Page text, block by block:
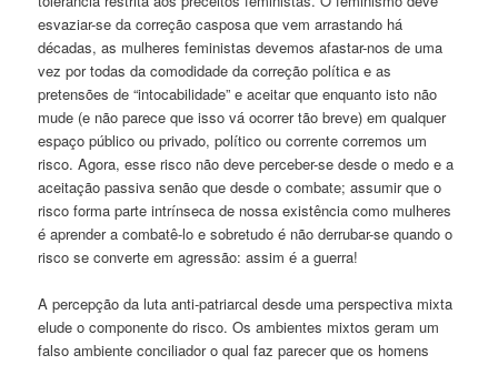
esvaziar-se da correção casposa que vem arrastando há
décadas, as mulheres feministas devemos afastar-nos de uma
vez por todas da comodidade da correção política e as
pretensões de “intocabilidade” e aceitar que enquanto isto não
mude (e não parece que isso vá ocorrer tão breve) em qualquer
espaço público ou privado, político ou corrente corremos um
risco. Agora, esse risco não deve perceber-se desde o medo e a
aceitação passiva senão que desde o combate; assumir que o
risco forma parte intrínseca de nossa existência como mulheres
é aprender a combatê-lo e sobretudo é não derrubar-se quando o
risco se converte em agressão: assim é a guerra!
A percepção da luta anti-patriarcal desde uma perspectiva mixta
elude o componente do risco. Os ambientes mixtos geram um
falso ambiente conciliador o qual faz parecer que os homens